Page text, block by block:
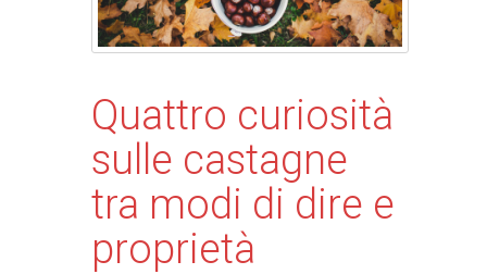
Quattro curiosità
sulle castagne
tra modi di dire e
proprietà